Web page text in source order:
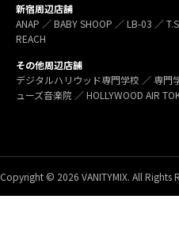
新宿周辺店舗
ANAP ／ BABY SHOOP ／ LB-03 ／
REACH
その他周辺店舗
デジタルハリウッド専門学校 ／ 専門
ューズ音楽院 ／ HOLLYWOOD AIR
Copyright © 2026 VANITYMIX. All Rights